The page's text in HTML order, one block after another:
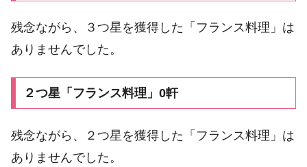
残念ながら、３つ星を獲得した「フランス料理」は
ありませんでした。
２つ星「フランス料理」0軒
残念ながら、２つ星を獲得した「フランス料理」は
ありませんでした。